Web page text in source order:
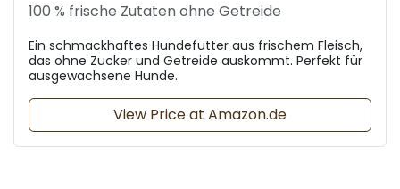
100 % frische Zutaten ohne Getreide
Ein schmackhaftes Hundefutter aus frischem Fleisch,
das ohne Zucker und Getreide auskommt. Perfekt für
ausgewachsene Hunde.
View Price at Amazon.de